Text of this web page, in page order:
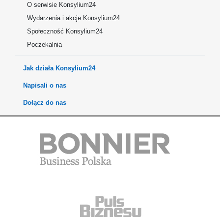
O serwisie Konsylium24
Wydarzenia i akcje Konsylium24
Społeczność Konsylium24
Poczekalnia
Jak działa Konsylium24
Napisali o nas
Dołącz do nas